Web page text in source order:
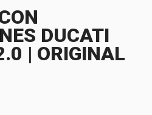
DUCATI
| ORIGINAL